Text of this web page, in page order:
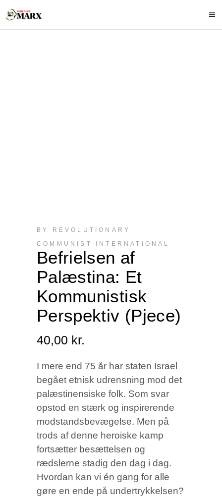
BY REVOLUTIONARY
COMMUNIST INTERNATIONAL
Befrielsen af
Palæstina: Et
Kommunistisk
Perspektiv (Pjece)
40,00 kr.
I mere end 75 år har staten Israel
begået etnisk udrensning mod det
palæstinensiske folk. Som svar
opstod en stærk og inspirerende
modstandsbevægelse. Men på
trods af denne heroiske kamp
fortsætter besættelsen og
rædslerne stadig den dag i dag.
Hvordan kan vi én gang for alle
gøre en ende på undertrykkelsen?